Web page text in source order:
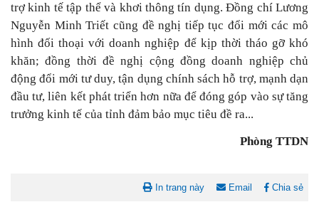
trợ kinh tế tập thể và khơi thông tín dụng. Đồng chí Lương
Nguyễn Minh Triết cũng đề nghị tiếp tục đổi mới các mô
hình đối thoại với doanh nghiệp để kịp thời tháo gỡ khó
khăn; đồng thời đề nghị cộng đồng doanh nghiệp chủ
động đổi mới tư duy, tận dụng chính sách hỗ trợ, mạnh dạn
đầu tư, liên kết phát triển hơn nữa để đóng góp vào sự tăng
trưởng kinh tế của tỉnh đảm bảo mục tiêu đề ra...
Phòng TTDN
In trang này Email Chia sẻ